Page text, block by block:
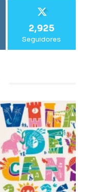
2,925
Seguidores